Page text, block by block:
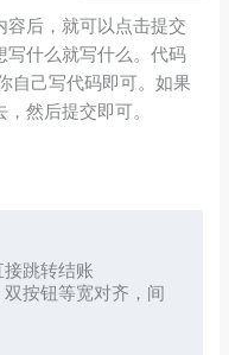
容后，就可以点击提交
写什么就写什么。代码
自己写代码即可。如果
然后提交即可。